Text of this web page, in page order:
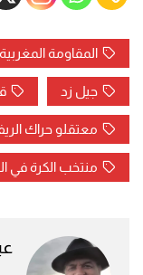
المقاومة المغربية
جيل زد
معتقلو حراك
منتخب الكرة في